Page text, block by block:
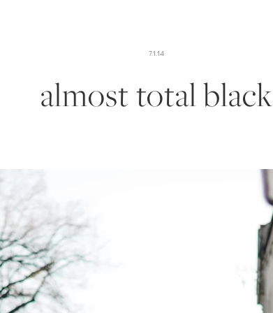
7.1.14
almost total black